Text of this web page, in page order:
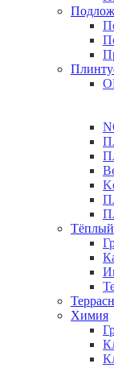
Химия